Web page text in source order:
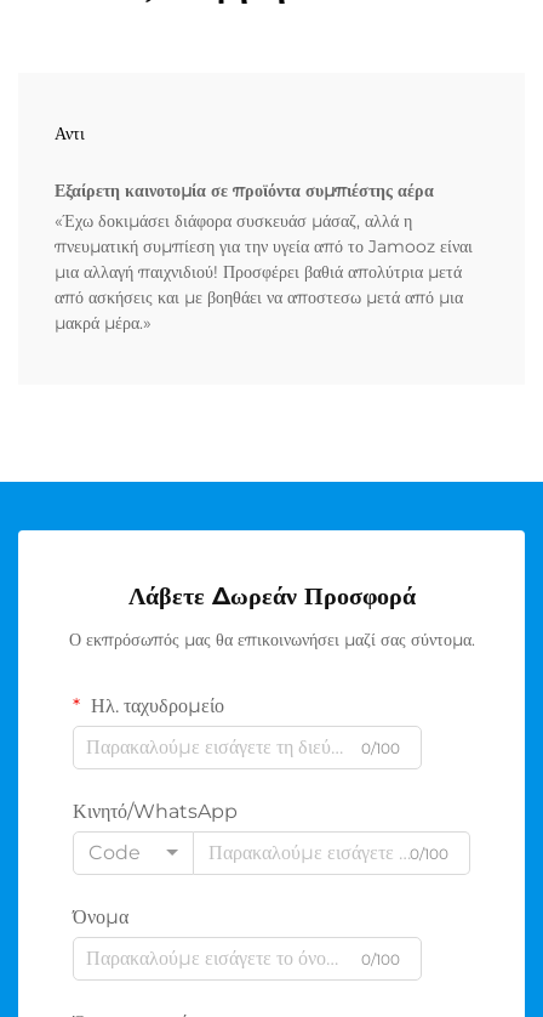
Αντι
Εξαίρετη καινοτομία σε προϊόντα συμπιέστης αέρα
«Έχω δοκιμάσει διάφορα συσκευάσ μάσαζ, αλλά η
πνευματική συμπίεση για την υγεία από το Jamooz είναι
μια αλλαγή παιχνιδιού! Προσφέρει βαθιά απολύτρια μετά
από ασκήσεις και με βοηθάει να αποστεσω μετά από μια
μακρά μέρα.»
Λάβετε Δωρεάν Προσφορά
Ο εκπρόσωπός μας θα επικοινωνήσει μαζί σας σύντομα.
Ηλ. ταχυδρομείο
0/100
Κινητό/WhatsApp
Code
0/100
Όνομα
0/100